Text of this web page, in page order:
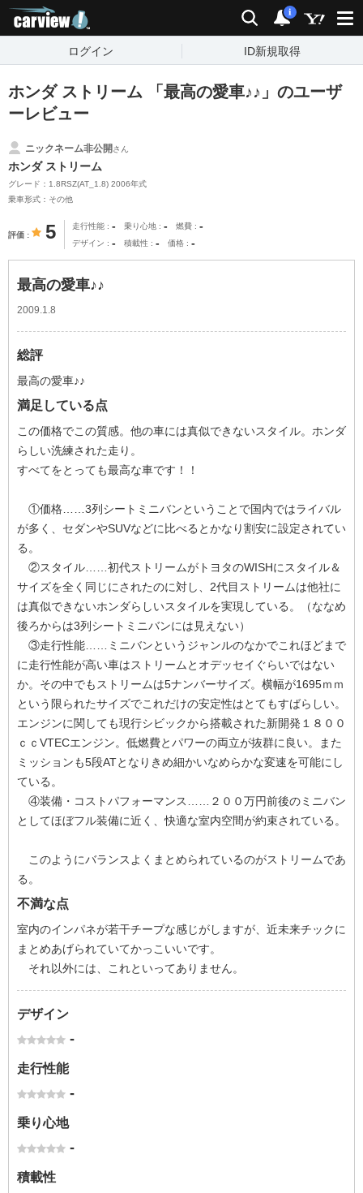
検索 通知
i
ログイン ID新規取得
ホンダ ストリーム 「最高の愛車♪♪」のユーザ
ーレビュー
ニックネーム非公開さん
ホンダ ストリーム
グレード：1.8RSZ(AT_1.8) 2006年式
乗車形式：その他
評価 5 走行性能 - 乗り心地 - 燃費 -
デザイン - 積載性 - 価格 -
最高の愛車♪♪
2009.1.8
総評
最高の愛車♪♪
満足している点
この価格でこの質感。他の車には真似できないスタイル。ホンダ
らしい洗練された走り。
すべてをとっても最高な車です！！
①価格……3列シートミニバンということで国内ではライバル
が多く、セダンやSUVなどに比べるとかなり割安に設定されてい
る。
②スタイル……初代ストリームがトヨタのWISHにスタイル＆
サイズを全く同じにされたのに対し、2代目ストリームは他社に
は真似できないホンダらしいスタイルを実現している。（ななめ
後ろからは3列シートミニバンには見えない）
③走行性能……ミニバンというジャンルのなかでこれほどまで
に走行性能が高い車はストリームとオデッセイぐらいではない
か。その中でもストリームは5ナンバーサイズ。横幅が1695ｍｍ
という限られたサイズでこれだけの安定性はとてもすばらしい。
エンジンに関しても現行シビックから搭載された新開発１８００
ｃｃVTECエンジン。低燃費とパワーの両立が抜群に良い。また
ミッションも5段ATとなりきめ細かいなめらかな変速を可能にし
ている。
④装備・コストパフォーマンス……２００万円前後のミニバン
としてほぼフル装備に近く、快適な室内空間が約束されている。
このようにバランスよくまとめられているのがストリームであ
る。
不満な点
室内のインパネが若干チープな感じがしますが、近未来チックに
まとめあげられていてかっこいいです。
それ以外には、これといってありません。
デザイン
-
走行性能
-
乗り心地
-
積載性